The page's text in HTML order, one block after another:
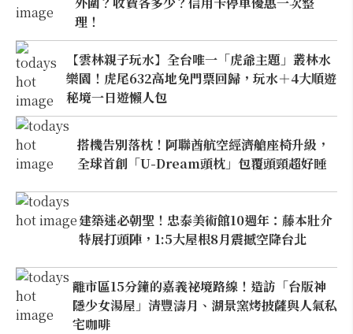
理！
【雲林親子玩水】全台唯一「虎爺主題」叢林水
樂園！虎尾632高地免門票回歸，玩水＋4大順遊
秘境一日遊懶人包
搭機告別落枕！阿聯酋航空經濟艙座椅升級，
全球首創「U-Dream頭枕」包覆頭頸超好睡
建築迷必朝聖！忠泰美術館10週年：藤本壯介
特展打頭陣，1:5大屋根8月震撼空降台北
離市區15分鐘的嘉義祕境路線！造訪「台版神
隱少女湯屋」清豐濤月、湖景窯烤披薩與人氣私
宅咖啡